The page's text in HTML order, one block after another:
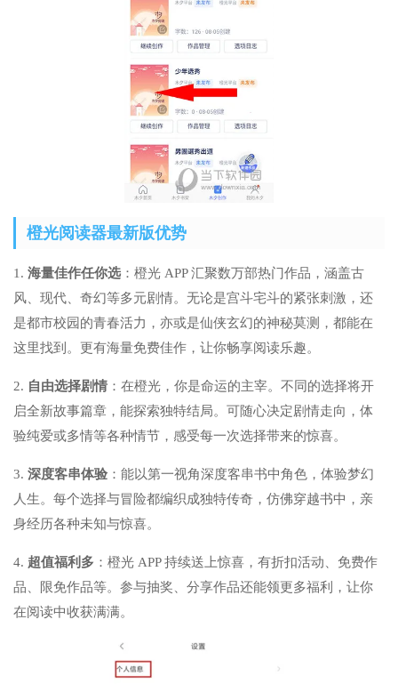
橙光阅读器最新版优势
1. 海量佳作任你选 ：橙光 APP 汇聚数万部热门作品，涵盖古
风、现代、奇幻等多元剧情。无论是宫斗宅斗的紧张刺激，还
是都市校园的青春活力，亦或是仙侠玄幻的神秘莫测，都能在
这里找到。更有海量免费佳作，让你畅享阅读乐趣。
2. 自由选择剧情 ：在橙光，你是命运的主宰。不同的选择将开
启全新故事篇章，能探索独特结局。可随心决定剧情走向，体
验纯爱或多情等各种情节，感受每一次选择带来的惊喜。
3. 深度客串体验 ：能以第一视角深度客串书中角色，体验梦幻
人生。每个选择与冒险都编织成独特传奇，仿佛穿越书中，亲
身经历各种未知与惊喜。
4. 超值福利多 ：橙光 APP 持续送上惊喜，有折扣活动、免费作
品、限免作品等。参与抽奖、分享作品还能领更多福利，让你
在阅读中收获满满。